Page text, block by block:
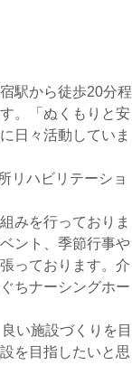
駅から徒歩20分程
。「ぬくもりと安
日々活動していま
リハビリテーショ
みを行っておりま
ント、季節行事や
っております。介
ちナーシングホー
い施設づくりを目
を目指したいと思